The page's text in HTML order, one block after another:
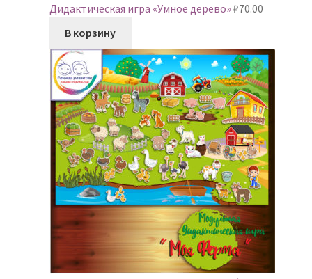
Дидактическая игра «Умное дерево»₽70.00
В корзину